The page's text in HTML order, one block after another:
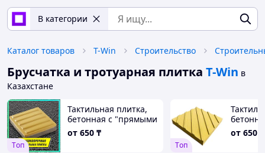
В категории
Каталог товаров T-Win Строительство
Брусчатка и тротуарная плитка T-Win в
Казахстане
Tоп
Тактильная плитка,
бетонная с "прямыми
рифами"
от 650 ₸
Tоп
от 650